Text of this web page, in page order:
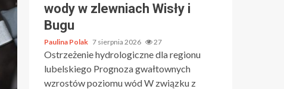
wody w zlewniach Wisły i
Bugu
Paulina Polak 7 sierpnia 2026 27
Ostrzeżenie hydrologiczne dla regionu
lubelskiego Prognoza gwałtownych
wzrostów poziomu wód W związku z